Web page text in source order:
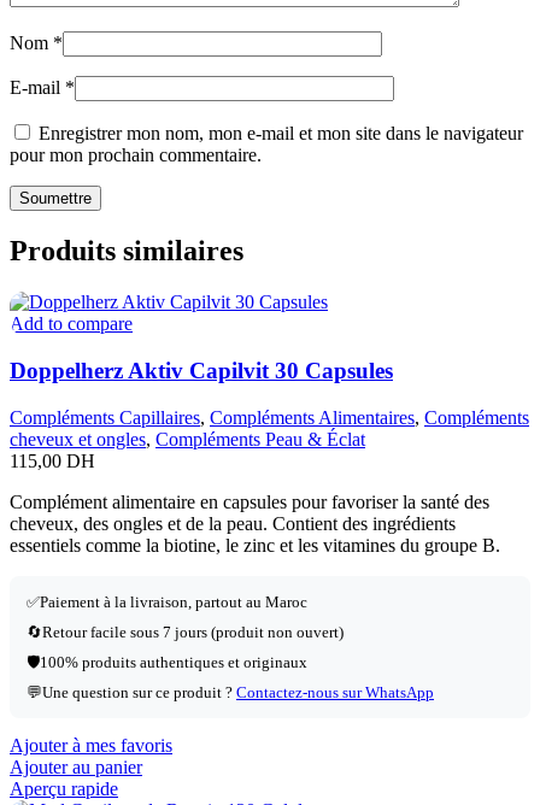
Nom *
E-mail *
Enregistrer mon nom, mon e-mail et mon site dans le navigateur
pour mon prochain commentaire.
Produits similaires
Add to compare
Doppelherz Aktiv Capilvit 30 Capsules
Compléments Capillaires, Compléments Alimentaires, Compléments
cheveux et ongles, Compléments Peau & Éclat
115,00 DH
Complément alimentaire en capsules pour favoriser la santé des
cheveux, des ongles et de la peau. Contient des ingrédients
essentiels comme la biotine, le zinc et les vitamines du groupe B.
✅Paiement à la livraison, partout au Maroc
🔄Retour facile sous 7 jours (produit non ouvert)
🛡️100% produits authentiques et originaux
💬Une question sur ce produit ? Contactez-nous sur WhatsApp
Ajouter à mes favoris
Ajouter au panier
Aperçu rapide